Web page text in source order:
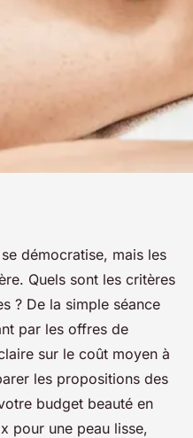
Marseille :
tarifs
lecture
démocratise, mais les
Quels sont les critères
? De la simple séance
par les offres de
sur le coût moyen à
les propositions des
budget beauté en
pour une peau lisse,